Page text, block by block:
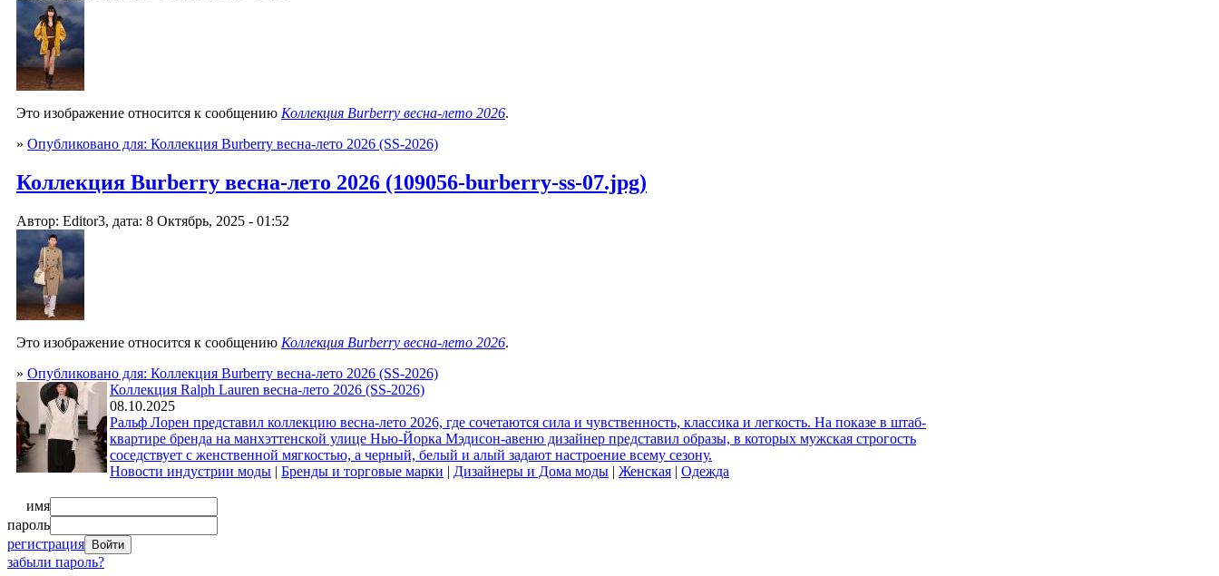
Это изображение относится к сообщению Коллекция Burberry весна-лето 2026.
» Опубликовано для: Коллекция Burberry весна-лето 2026 (SS-2026)
Коллекция Burberry весна-лето 2026 (109056-burberry-ss-07.jpg)
Автор: Editor3, дата: 8 Октябрь, 2025 - 01:52
Это изображение относится к сообщению Коллекция Burberry весна-лето 2026.
» Опубликовано для: Коллекция Burberry весна-лето 2026 (SS-2026)
Коллекция Ralph Lauren весна-лето 2026 (SS-2026)
08.10.2025
Ральф Лорен представил коллекцию весна-лето 2026, где сочетаются сила и чувственность, классика и легкость. На показе в штаб-
квартире бренда на манхэттенской улице Нью-Йорка Мэдисон-авеню дизайнер представил образы, в которых мужская строгость
соседствует с женственной мягкостью, а черный, белый и алый задают настроение всему сезону.
Новости индустрии моды | Бренды и торговые марки | Дизайнеры и Дома моды | Женская | Одежда
имя
пароль
регистрация
забыли пароль?